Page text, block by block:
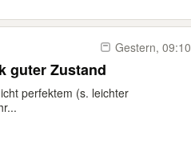
Gestern, 09:10
guter Zustand
perfektem (s. leichter